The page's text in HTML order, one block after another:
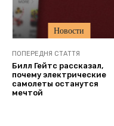
Новости
ПОПЕРЕДНЯ СТАТТЯ
Билл Гейтс рассказал,
почему электрические
самолеты останутся
мечтой